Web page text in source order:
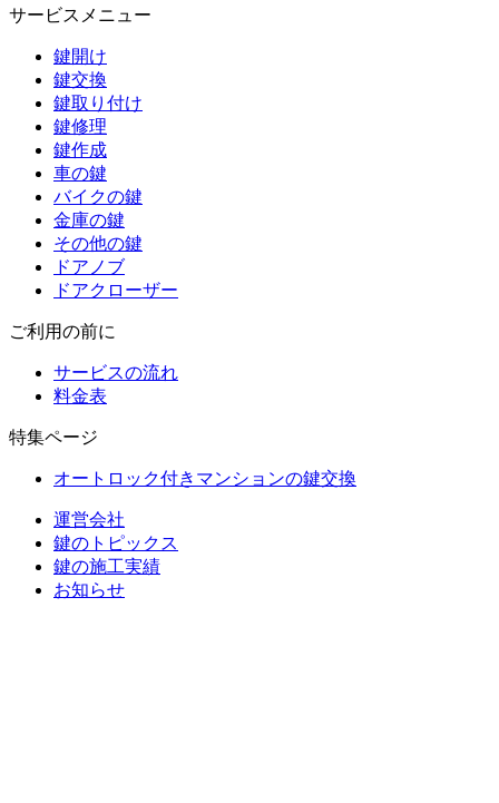
サービスメニュー
鍵開け
鍵交換
鍵取り付け
鍵修理
鍵作成
車の鍵
バイクの鍵
金庫の鍵
その他の鍵
ドアノブ
ドアクローザー
ご利用の前に
サービスの流れ
料金表
特集ページ
オートロック付きマンションの鍵交換
運営会社
鍵のトピックス
鍵の施工実績
お知らせ